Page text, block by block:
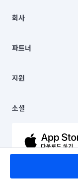
00019 |
주소 | 본사: 서울특별
컨택센터 : 서울특별시
상품, 상품정보, 거래에
언론 보도 관련 문의:
© 유한회사 미소.
회사
채용
파트너
이사
지원
이용약관
문의하기
소셜
유튜브